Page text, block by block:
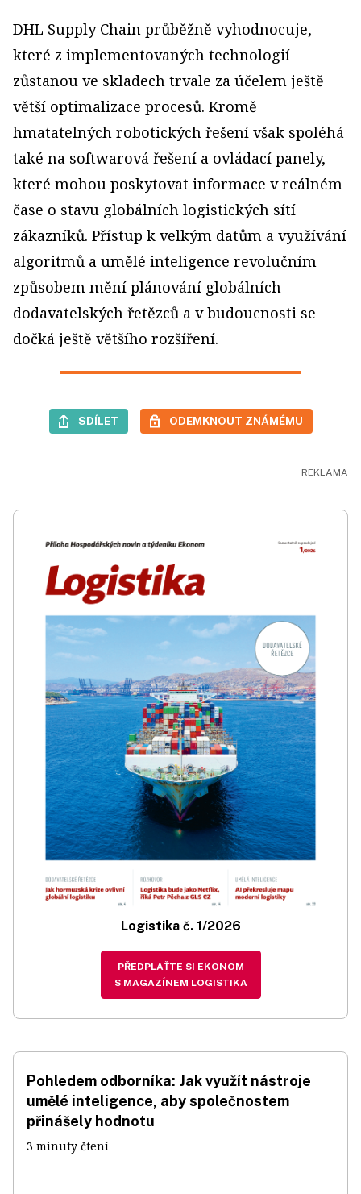
DHL Supply Chain průběžně vyhodnocuje,
které z implementovaných technologií
zůstanou ve skladech trvale za účelem ještě
větší optimalizace procesů. Kromě
hmatatelných robotických řešení však spoléhá
také na softwarová řešení a ovládací panely,
které mohou poskytovat informace v reálném
čase o stavu globálních logistických sítí
zákazníků. Přístup k velkým datům a využívání
algoritmů a umělé inteligence revolučním
způsobem mění plánování globálních
dodavatelských řetězců a v budoucnosti se
dočká ještě většího rozšíření.
SDÍLET ODEMKNOUT ZNÁMÉMU
Logistika č. 1/2026
PŘEDPLAŤTE SI EKONOM
S MAGAZÍNEM LOGISTIKA
Pohledem odborníka: Jak využít nástroje
umělé inteligence, aby společnostem
přinášely hodnotu
3 minuty čtení